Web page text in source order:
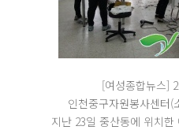
[여성종합뉴스]
인천중구자원봉사센터(
지난 23일 중산동에 위치